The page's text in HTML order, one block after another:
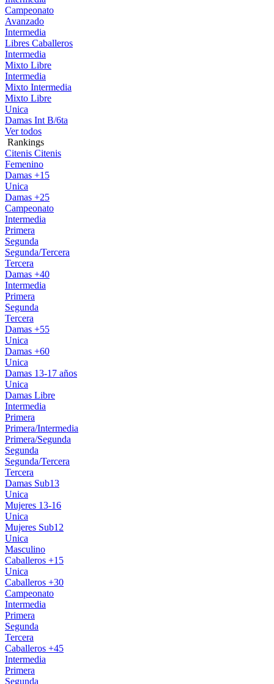
Campeonato
Avanzado
Intermedia
Libres Caballeros
Intermedia
Mixto Libre
Intermedia
Mixto Intermedia
Mixto Libre
Unica
Damas Int B/6ta
Ver todos
Rankings
Citenis Citenis
Femenino
Damas +15
Unica
Damas +25
Campeonato
Intermedia
Primera
Segunda
Segunda/Tercera
Tercera
Damas +40
Intermedia
Primera
Segunda
Tercera
Damas +55
Unica
Damas +60
Unica
Damas 13-17 años
Unica
Damas Libre
Intermedia
Primera
Primera/Intermedia
Primera/Segunda
Segunda
Segunda/Tercera
Tercera
Damas Sub13
Unica
Mujeres 13-16
Unica
Mujeres Sub12
Unica
Masculino
Caballeros +15
Unica
Caballeros +30
Campeonato
Intermedia
Primera
Segunda
Tercera
Caballeros +45
Intermedia
Primera
Segunda